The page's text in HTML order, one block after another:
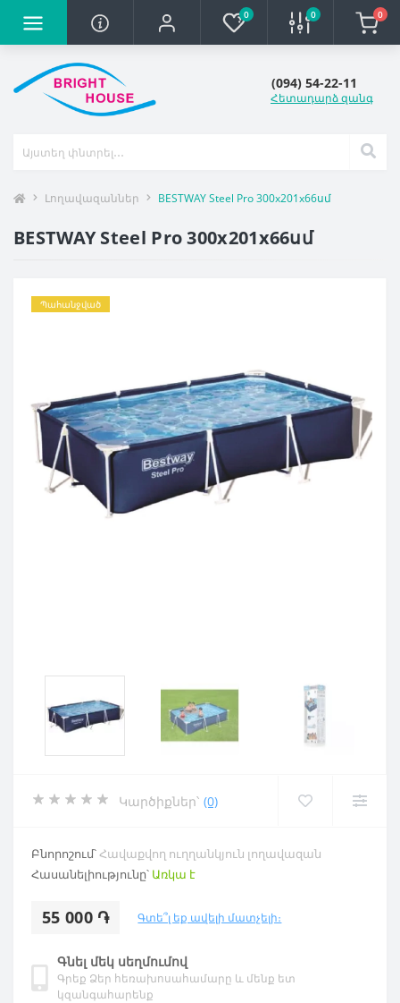
0 0 0
(094) 54-22-11
Հետադարձ զանգ
Լողավազաններ BESTWAY Steel Pro 300х201х66սմ
BESTWAY Steel Pro 300х201х66սմ
Պահանջված
Կարծիքներ՝ (0)
Բնորոշում՝Հավաքվող ուղղանկյուն լողավազան
Հասանելիությունը՝ Առկա է
55 000 ֏ Գտե՞լ եք ավելի մատչելի։
Գնել մեկ սեղմումով
Գրեք Ձեր հեռախոսահամարը և մենք ետ
կզանգահարենք